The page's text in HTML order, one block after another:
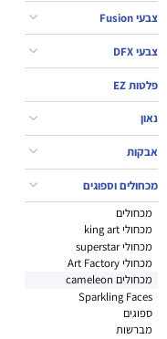
צבעי Fusion
צבעי DFX
פלטות EZ
נאון
אבקות
מכחולים וספוגים
מכחולים
מכחולי king art
מכחולי superstar
מכחולי Art Factory
מכחולים cameleon
Sparkling Faces
ספוגים
מברשות